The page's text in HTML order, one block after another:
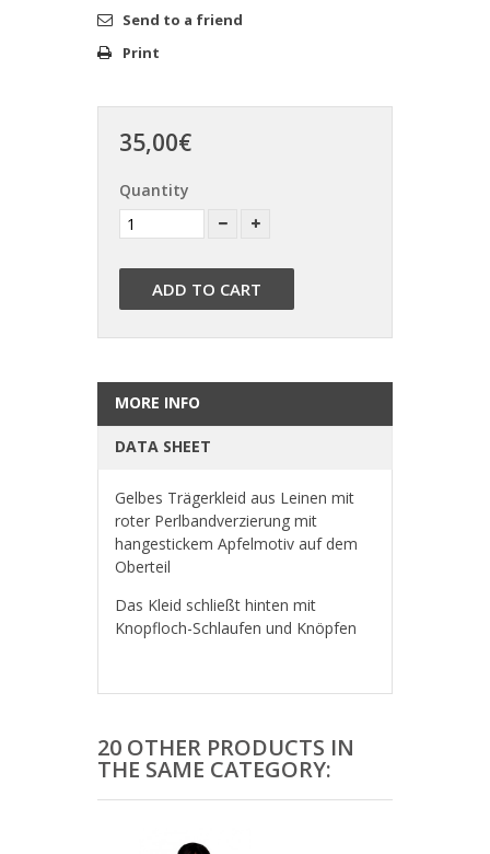
Send to a friend
Print
35,00€
Quantity
ADD TO CART
MORE INFO
DATA SHEET
Gelbes Trägerkleid aus Leinen mit
roter Perlbandverzierung mit
hangestickem Apfelmotiv auf dem
Oberteil
Das Kleid schließt hinten mit
Knopfloch-Schlaufen und Knöpfen
20 OTHER PRODUCTS IN
THE SAME CATEGORY: